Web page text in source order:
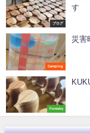
ブログ
す
Camping
災害
Forestry